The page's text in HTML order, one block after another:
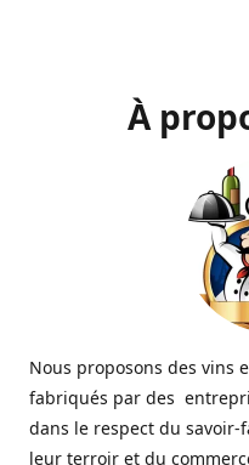
À
Nous proposons des vins
fabriqués par des
dans le respect du
leur terroir et du